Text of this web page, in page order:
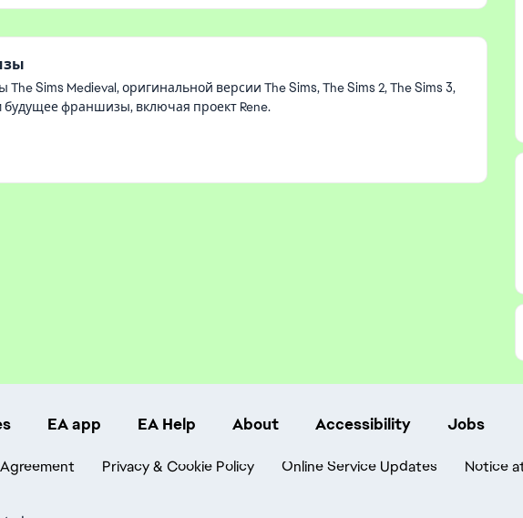
Sims Medieval, оригинальной версии The Sims, The Sims 2, The Sims 3,
будущее франшизы, включая проект Rene.
EA app EA Help About Accessibility Jobs
Privacy & Cookie Policy Online Service Updates Notice